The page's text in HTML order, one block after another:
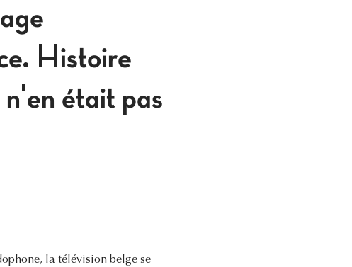
Histoire
était pas
la télévision belge se